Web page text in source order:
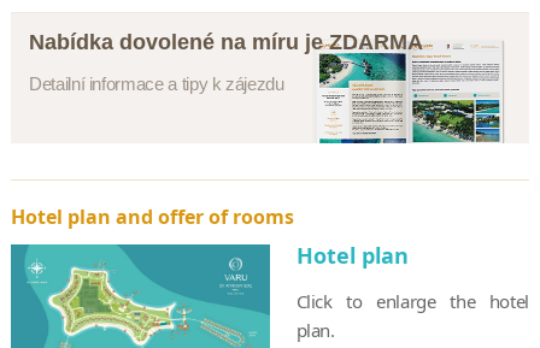
Nabídka dovolené na míru je ZDARMA
Detailní informace a tipy k zájezdu
Hotel plan and offer of rooms
Hotel plan
Click to enlarge the hotel
plan.